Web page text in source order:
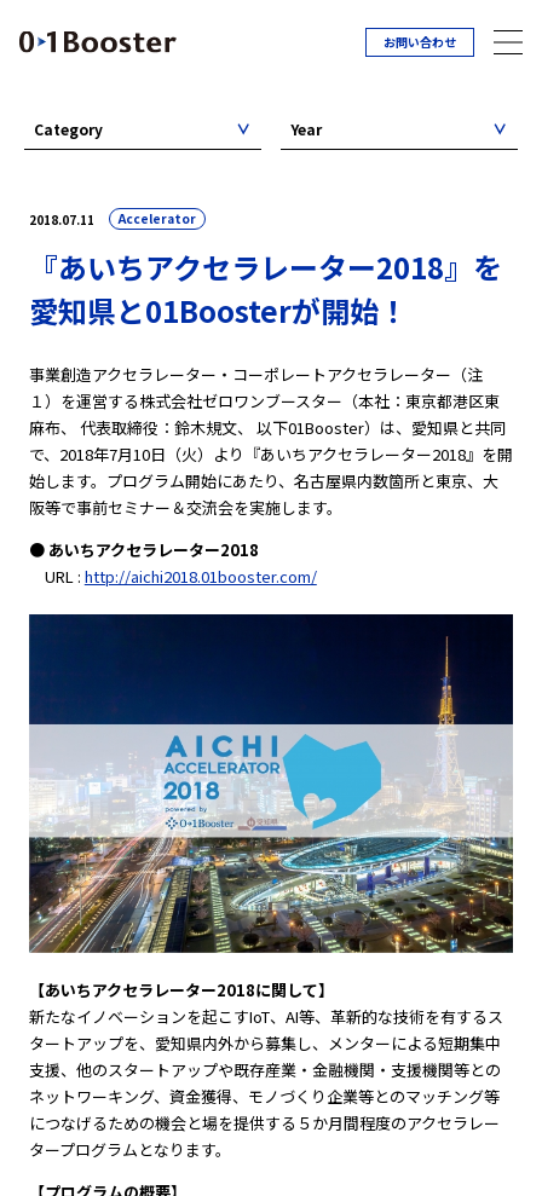
お問い合わせ
2018.07.11 Accelerator
『あいちアクセラレーター2018』を
愛知県と01Boosterが開始！
事業創造アクセラレーター・コーポレートアクセラレーター（注
１）を運営する株式会社ゼロワンブースター（本社：東京都港区東
麻布、 代表取締役：鈴木規文、 以下01Booster）は、愛知県と共同
で、2018年7月10日（火）より『あいちアクセラレーター2018』を開
始します。プログラム開始にあたり、名古屋県内数箇所と東京、大
阪等で事前セミナー＆交流会を実施します。
● あいちアクセラレーター2018
URL : http://aichi2018.01booster.com/
【あいちアクセラレーター2018に関して】
新たなイノベーションを起こすIoT、AI等、革新的な技術を有するス
タートアップを、愛知県内外から募集し、メンターによる短期集中
支援、他のスタートアップや既存産業・金融機関・支援機関等との
ネットワーキング、資金獲得、モノづくり企業等とのマッチング等
につなげるための機会と場を提供する５か月間程度のアクセラレー
タープログラムとなります。
Category Year